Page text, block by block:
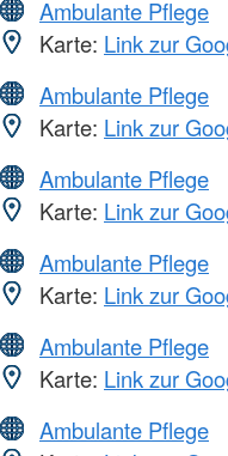
Ambulante Pflege
Karte: Link zur
Ambulante Pflege
Karte: Link zur
Ambulante Pflege
Karte: Link zur
Ambulante Pflege
Karte: Link zur
Ambulante Pflege
Karte: Link zur
Ambulante Pflege